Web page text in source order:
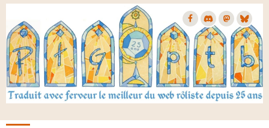
Aller
contenu
principal